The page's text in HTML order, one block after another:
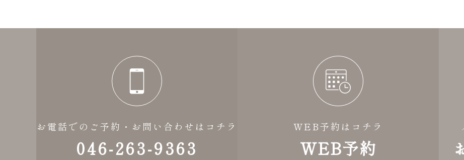
お電話でのご予約・お問い合わせはコチラ
046-263-9363
WEB予約はコチラ
WEB予約